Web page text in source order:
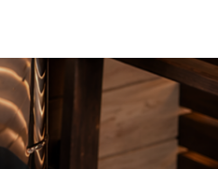
kuntoon kesäksiOstoskori
Sahaus ja mittapalvelut
siisteiksi Usein kysytyt